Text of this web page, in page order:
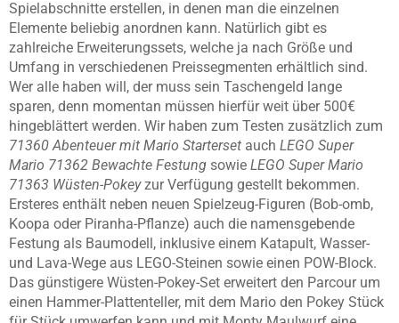
Spielabschnitte erstellen, in denen man die einzelnen
Elemente beliebig anordnen kann. Natürlich gibt es
zahlreiche Erweiterungssets, welche ja nach Größe und
Umfang in verschiedenen Preissegmenten erhältlich sind.
Wer alle haben will, der muss sein Taschengeld lange
sparen, denn momentan müssen hierfür weit über 500€
hingeblättert werden. Wir haben zum Testen zusätzlich zum
71360 Abenteuer mit Mario Starterset auch LEGO Super
Mario 71362 Bewachte Festung sowie LEGO Super Mario
71363 Wüsten-Pokeyzur Verfügung gestellt bekommen.
Ersteres enthält neben neuen Spielzeug-Figuren (Bob-omb,
Koopa oder Piranha-Pflanze) auch die namensgebende
Festung als Baumodell, inklusive einem Katapult, Wasser-
und Lava-Wege aus LEGO-Steinen sowie einen POW-Block.
Das günstigere Wüsten-Pokey-Set erweitert den Parcour um
einen Hammer-Plattenteller, mit dem Mario den Pokey Stück